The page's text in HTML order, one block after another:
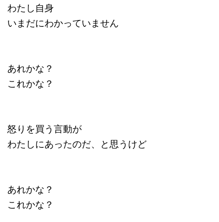
わたし自身
いまだにわかっていません
あれかな？
これかな？
怒りを買う言動が
わたしにあったのだ、と思うけど
あれかな？
これかな？